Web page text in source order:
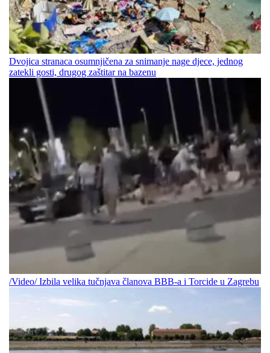
Dvojica stranaca osumnjičena za snimanje nage djece, jednog
zatekli gosti, drugog zaštitar na bazenu
/Video/ Izbila velika tučnjava članova BBB-a i Torcide u Zagrebu